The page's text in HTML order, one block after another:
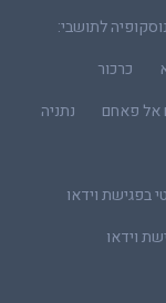
לתושבי:
כרכור
אל פאחם
נתניה
בפגישת וידאו
וידאו